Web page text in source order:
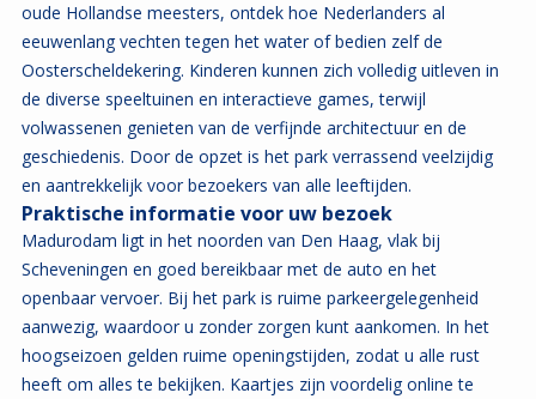
oude Hollandse meesters, ontdek hoe Nederlanders al
eeuwenlang vechten tegen het water of bedien zelf de
Oosterscheldekering. Kinderen kunnen zich volledig uitleven in
de diverse speeltuinen en interactieve games, terwijl
volwassenen genieten van de verfijnde architectuur en de
geschiedenis. Door de opzet is het park verrassend veelzijdig
en aantrekkelijk voor bezoekers van alle leeftijden.
Praktische informatie voor uw bezoek
Madurodam ligt in het noorden van Den Haag, vlak bij
Scheveningen en goed bereikbaar met de auto en het
openbaar vervoer. Bij het park is ruime parkeergelegenheid
aanwezig, waardoor u zonder zorgen kunt aankomen. In het
hoogseizoen gelden ruime openingstijden, zodat u alle rust
heeft om alles te bekijken. Kaartjes zijn voordelig online te